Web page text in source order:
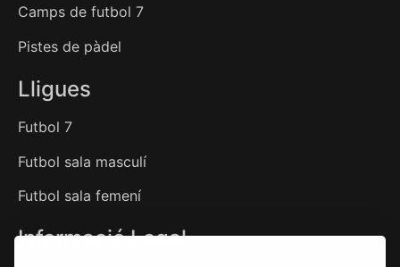
Camps de futbol 7
Pistes de pàdel
Lligues
Futbol 7
Futbol sala masculí
Futbol sala femení
Informació Legal